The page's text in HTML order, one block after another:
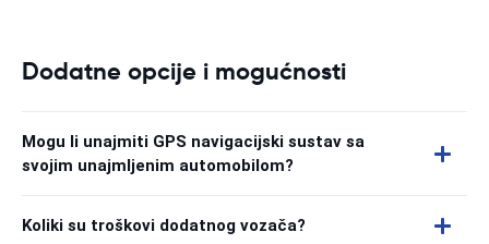
Dodatne opcije i mogućnosti
Mogu li unajmiti GPS navigacijski sustav sa
svojim unajmljenim automobilom?
Koliki su troškovi dodatnog vozača?